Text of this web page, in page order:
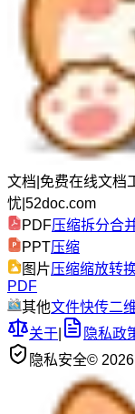
文档 免费在线文档
忧 52doc.com
PDF压缩拆分合
PPT压缩
图片压缩缩放转
PDF
其他文件快传二
关于
隐私政
隐私安全©